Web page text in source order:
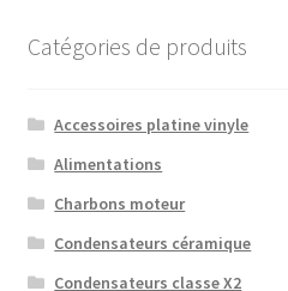
Catégories de produits
Accessoires platine vinyle
Alimentations
Charbons moteur
Condensateurs céramique
Condensateurs classe X2